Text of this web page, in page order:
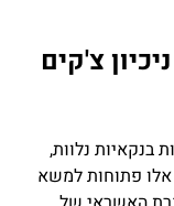
צ'קים
בנקאיות נלוות,
אלו פתוחות למשא